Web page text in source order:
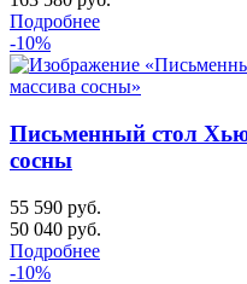
Подробнее
-10%
Письменный стол
сосны
55 590 руб.
50 040 руб.
Подробнее
-10%